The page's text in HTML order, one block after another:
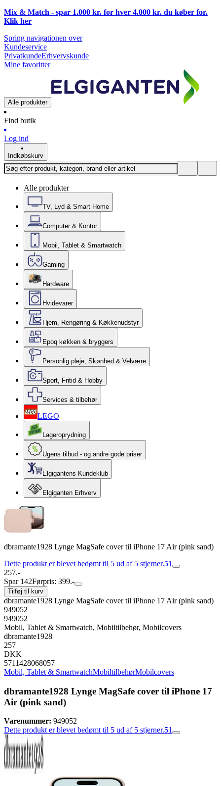
Mix & Match - spar 1.000 kr. for hver 4.000 kr. du køber for.
Klik her
Spring navigationen over
Kundeservice
PrivatkundeErhvervskunde
Mine favoritter
Alle produkter
Find butik
Log ind
Indkøbskurv
Alle produkter
TV, Lyd & Smart Home
Computer & Kontor
Mobil, Tablet & Smartwatch
Gaming
Hardware
Hvidevarer
Hjem, Rengøring & Køkkenudstyr
Epoq køkken & bryggers
Personlig pleje, Skønhed & Velvære
Sport, Fritid & Hobby
Services & tilbehør
LEGO
Lageroprydning
Ugens tilbud - og andre gode priser
Elgigantens Kundeklub
Elgiganten Erhverv
dbramante1928 Lynge MagSafe cover til iPhone 17 Air (pink sand)
Dette produkt er blevet bedømt til 5 ud af 5 stjerner.51
257.-
Spar 142Førpris: 399.-
Tilføj til kurv
dbramante1928 Lynge MagSafe cover til iPhone 17 Air (pink sand)
949052
949052
Mobil, Tablet & Smartwatch, Mobiltilbehør, Mobilcovers
dbramante1928
257
DKK
5711428068057
Mobil, Tablet & SmartwatchMobiltilbehørMobilcovers
dbramante1928 Lynge MagSafe cover til iPhone 17
Air (pink sand)
Varenummer: 949052
Dette produkt er blevet bedømt til 5 ud af 5 stjerner.51